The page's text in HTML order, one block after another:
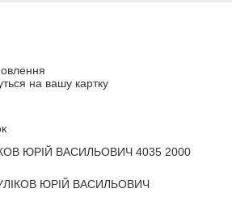
на вашу картку
ЮРІЙ ВАСИЛЬОВИЧ 4035 2000
ЮРІЙ ВАСИЛЬОВИЧ